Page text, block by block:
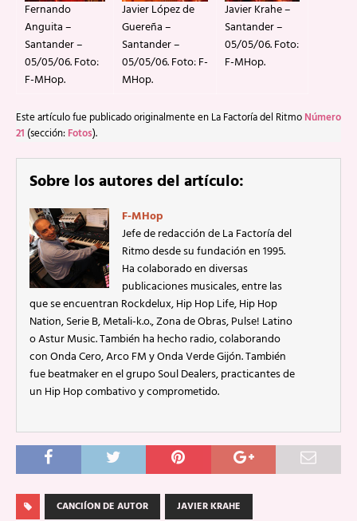
Fernando
Anguita –
Santander –
05/05/06. Foto:
F-MHop.
Javier López de
Guereña –
Santander –
05/05/06. Foto: F-
MHop.
Javier Krahe –
Santander –
05/05/06. Foto:
F-MHop.
Este artículo fue publicado originalmente en La Factoría del Ritmo Número
21 (sección: Fotos).
Sobre los autores del artículo:
F-MHop
Jefe de redacción de La Factoría del
Ritmo desde su fundación en 1995.
Ha colaborado en diversas
publicaciones musicales, entre las
que se encuentran Rockdelux, Hip Hop Life, Hip Hop
Nation, Serie B, Metali-k.o., Zona de Obras, Pulse! Latino
o Astur Music. También ha hecho radio, colaborando
con Onda Cero, Arco FM y Onda Verde Gijón. También
fue beatmaker en el grupo Soul Dealers, practicantes de
un Hip Hop combativo y comprometido.
CANCIÍON DE AUTOR JAVIER KRAHE